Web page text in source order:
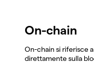
On-chain
On-chain si riferisce
direttamente sulla